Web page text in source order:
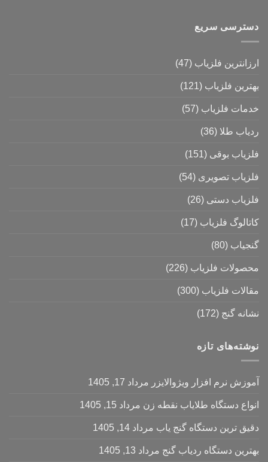
دسترسی سریع
ارزانترین فلزیاب (47)
بهترین فلزیاب (121)
خدمات فلزیاب (57)
ردیاب طلا (36)
فلزیاب بوقی (151)
فلزیاب تصویری (54)
فلزیاب دستی (26)
کاتالوگ فلزیاب (17)
گنجیاب (80)
محصولات فلزیاب (226)
مقالات فلزیاب (300)
نشانه گنج (172)
نوشته‌های تازه
آموزش نرم‌ افزار ویژوالایزر مرداد 17, 1405
انواع دستگاه طلایاب نقطه زن مرداد 15, 1405
دقیق ترین دستگاه گنج یاب مرداد 14, 1405
بهترین دستگاه ردیاب گنج مرداد 13, 1405